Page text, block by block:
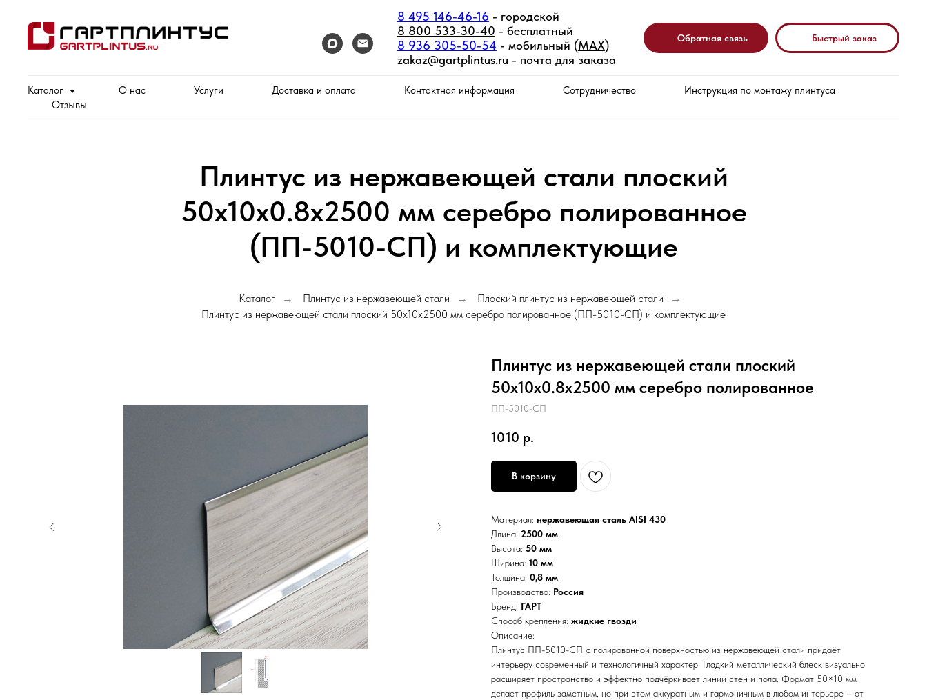
8 495 146-46-16 - городской
8 800 533-30-40 - бесплатный
8 936 305-50-54 - мобильный (MAX)
zakaz@gartplintus.ru - почта для заказа
Обратная связь Быстрый заказ
Каталог О нас Услуги Доставка и оплата Контактная информация Сотрудничество
Инструкция по монтажу плинтуса
Отзывы
Плинтус из нержавеющей стали плоский
50х10х0.8х2500 мм серебро полированное
(ПП-5010-СП) и комплектующие
Каталог → Плинтус из нержавеющей стали → Плоский плинтус из нержавеющей стали →
Плинтус из нержавеющей стали плоский 50х10х2500 мм серебро полированное (ПП-5010-СП) и комплектующие
Плинтус из нержавеющей стали плоский
50х10х0.8х2500 мм серебро полированное
ПП-5010-СП
1010 р.
В корзину
Материал: нержавеющая сталь AISI 430
Длина: 2500 мм
Высота: 50 мм
Ширина: 10 мм
Толщина: 0,8 мм
Производство: Россия
Бренд: ГАРТ
Способ крепления: жидкие гвозди
Описание:
Плинтус ПП-5010-СП с полированной поверхностью из нержавеющей стали придаёт
интерьеру современный и технологичный характер. Гладкий металлический блеск визуально
расширяет пространство и эффектно подчёркивает линии стен и пола. Формат 50×10 мм
делает профиль заметным, но при этом аккуратным и гармоничным в любом интерьере – от